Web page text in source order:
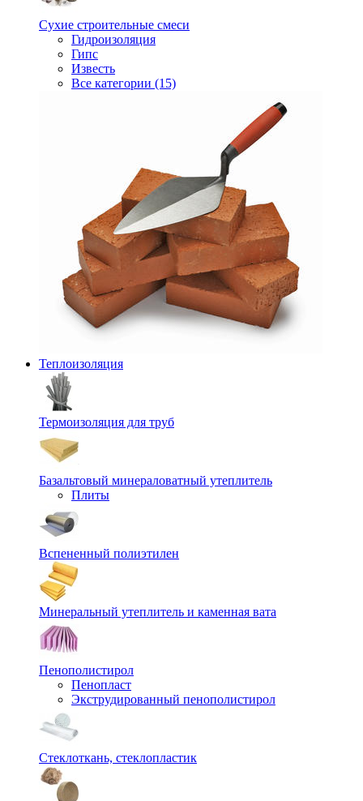
Сухие строительные смеси
Гидроизоляция
Гипс
Известь
Все категории (15)
Теплоизоляция
Термоизоляция для труб
Базальтовый минераловатный утеплитель
Плиты
Вспененный полиэтилен
Минеральный утеплитель и каменная вата
Пенополистирол
Пенопласт
Экструдированный пенополистирол
Стеклоткань, стеклопластик